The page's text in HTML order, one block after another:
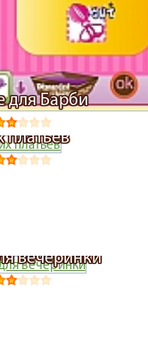
для Барби
платьев
вечеринки